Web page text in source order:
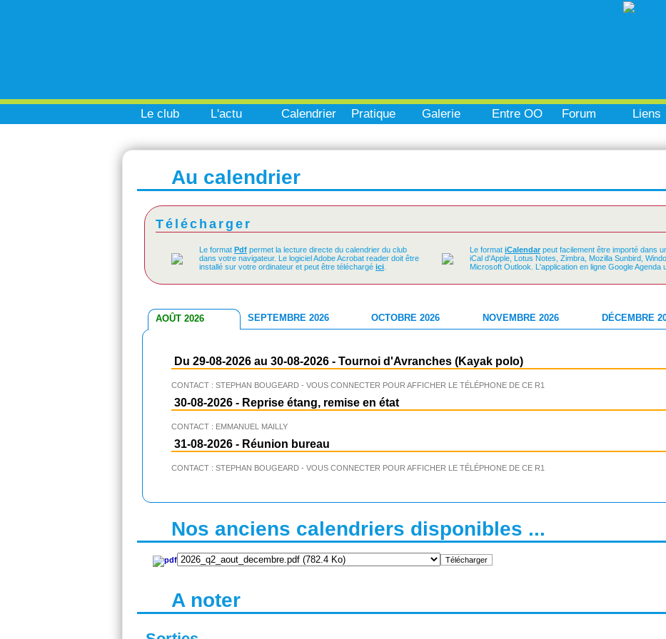
Le club L'actu Calendrier Pratique Galerie Entre OO Forum Liens
Au calendrier
Télécharger
Le format Pdf permet la lecture directe du calendrier du club
dans votre navigateur. Le logiciel Adobe Acrobat reader doit être
installé sur votre ordinateur et peut être téléchargé ici
Le format iCalendar peut facilement être importé dans
iCal d'Apple, Lotus Notes, Zimbra, Mozilla Sunbird,
Microsoft Outlook. L'application en ligne Google Agenda
AOÛT 2026 SEPTEMBRE 2026 OCTOBRE 2026 NOVEMBRE 2026 DÉCEMBRE
Du 29-08-2026 au 30-08-2026 - Tournoi d'Avranches (Kayak polo)
CONTACT : STEPHAN BOUGEARD - VOUS CONNECTER POUR AFFICHER LE TÉLÉPHONE DE CE R1
30-08-2026 - Reprise étang, remise en état
CONTACT : EMMANUEL MAILLY
31-08-2026 - Réunion bureau
CONTACT : STEPHAN BOUGEARD - VOUS CONNECTER POUR AFFICHER LE TÉLÉPHONE DE CE R1
Nos anciens calendriers disponibles ...
A noter